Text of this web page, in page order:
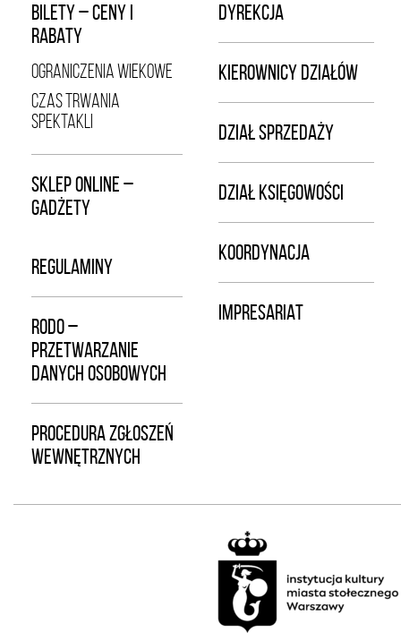
BILETY – CENY I
RABATY
OGRANICZENIA WIEKOWE
CZAS TRWANIA
SPEKTAKLI
SKLEP ONLINE –
GADŻETY
REGULAMINY
RODO –
PRZETWARZANIE
DANYCH OSOBOWYCH
PROCEDURA ZGŁOSZEŃ
WEWNĘTRZNYCH
DYREKCJA
KIEROWNICY DZIAŁÓW
DZIAŁ SPRZEDAŻY
DZIAŁ KSIĘGOWOŚCI
KOORDYNACJA
IMPRESARIAT